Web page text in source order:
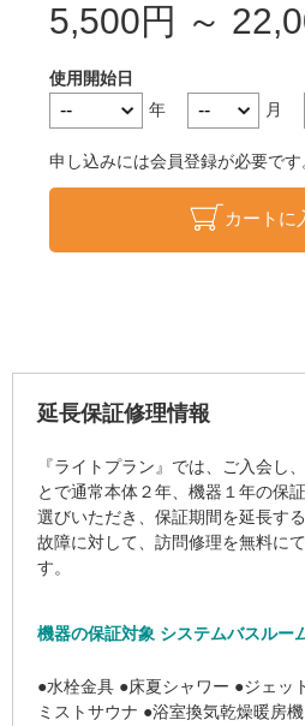
5,500円 ～
使用開始日
年
月
申し込みには会員登録が必要で
カートに
延長保証修理情報
『ライトプラン』では、ご入会し
とで通常本体２年、機器１年の保
選びいただき、保証期間を延長す
故障に対して、訪問修理を無料に
す。
機器の保証対象 システムバスルー
●水栓金具 ●床夏シャワー ●ジェッ
ミストサウナ ●浴室換気乾燥暖房機